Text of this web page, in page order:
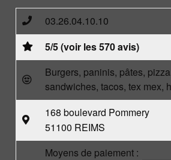
03.26.04.10.10
5/5 (voir les 570 avis)
Burgers, paninis, pâtes,
sandwiches, tacos, tex mex,
168 boulevard Pommery
51100 REIMS
Moyens de paiement :